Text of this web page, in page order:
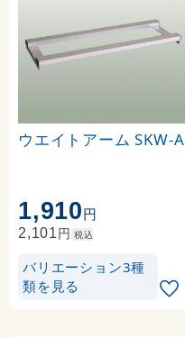
ウエイトアーム SKW-A
1,910円
2,101円 税込
バリエーション3種
類を見る